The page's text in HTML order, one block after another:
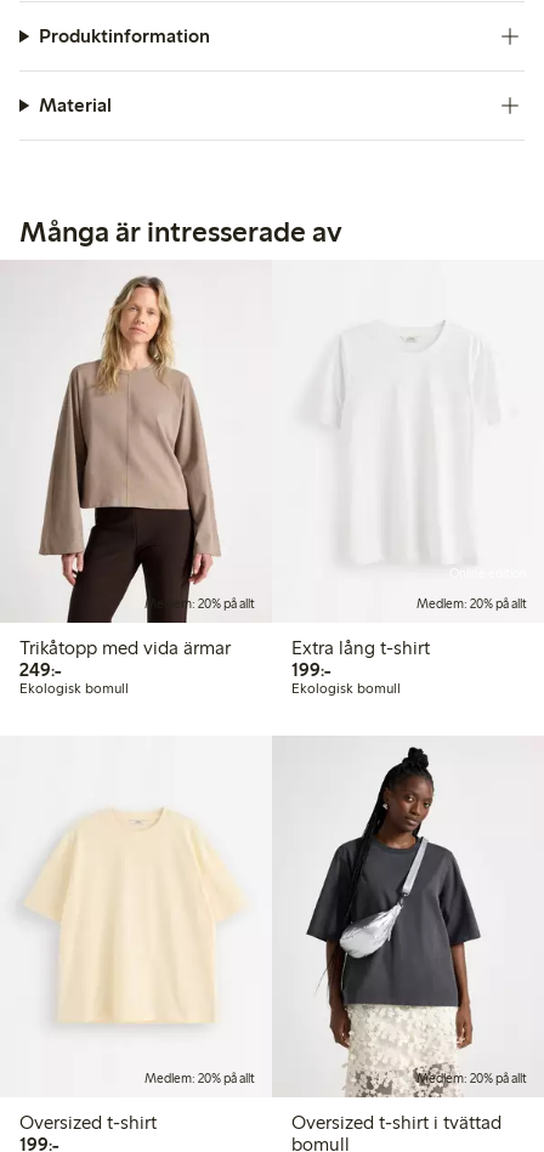
Produktinformation
Material
Många är intresserade av
Medlem: 20% på allt
Trikåtopp med vida ärmar
249:-249,00 kr
Ekologisk bomull
Medlem: 20% på allt
Extra lång t-shirt
199:-199,00 kr
Ekologisk bomull
Medlem: 20% på allt
Oversized t-shirt
199:-199,00 kr
Medlem: 20% på allt
Oversized t-shirt i tvättad
bomull